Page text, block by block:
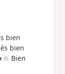
bien
bien
Bien